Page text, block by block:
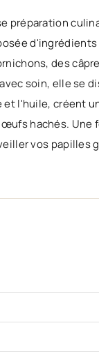
préparation
des
soin, elle
et l'huile, créent
hachés.
vos papilles